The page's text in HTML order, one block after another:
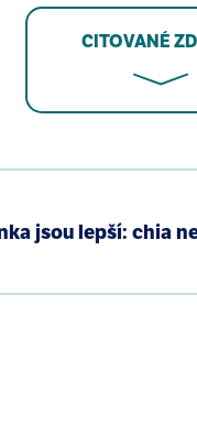
CITOVANÉ
Miyamoto S,
and minerals
and Child Health
H, Sasaki S,
to seasonal
jsou lepší: chia